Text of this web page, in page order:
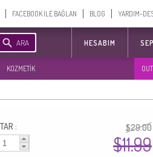
FACEBOOK İLE BAĞLAN BLOG YARDIM-
ARA HESABIM
KOZMETİK
: $29.00
$11.99